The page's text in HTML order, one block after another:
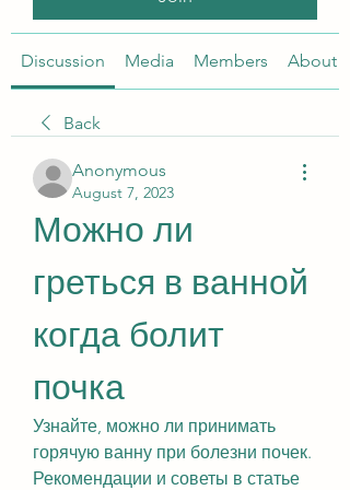
Discussion Media Members About
Back
Anonymous
August 7, 2023
Можно ли
греться в ванной
когда болит
почка
Узнайте, можно ли принимать
горячую ванну при болезни почек.
Рекомендации и советы в статье